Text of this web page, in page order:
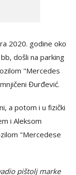
2020. godine oko
došli na parking
"Mercedes
Đurđević.
a potom i u fizički
i Aleksom
"Mercedese
pištolj marke